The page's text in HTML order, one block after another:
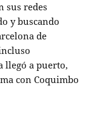
sus redes
y buscando
de
llegó a puerto,
con Coquimbo